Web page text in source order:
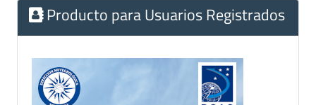
Producto para Usuarios Registrados